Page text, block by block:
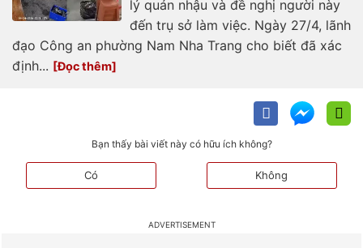
lý quán nhậu và đề nghị người này
đến trụ sở làm việc. Ngày 27/4, lãnh
đạo Công an phường Nam Nha Trang cho biết đã xác
định...
Bạn thấy bài viết này có hữu ích không?
Có Không